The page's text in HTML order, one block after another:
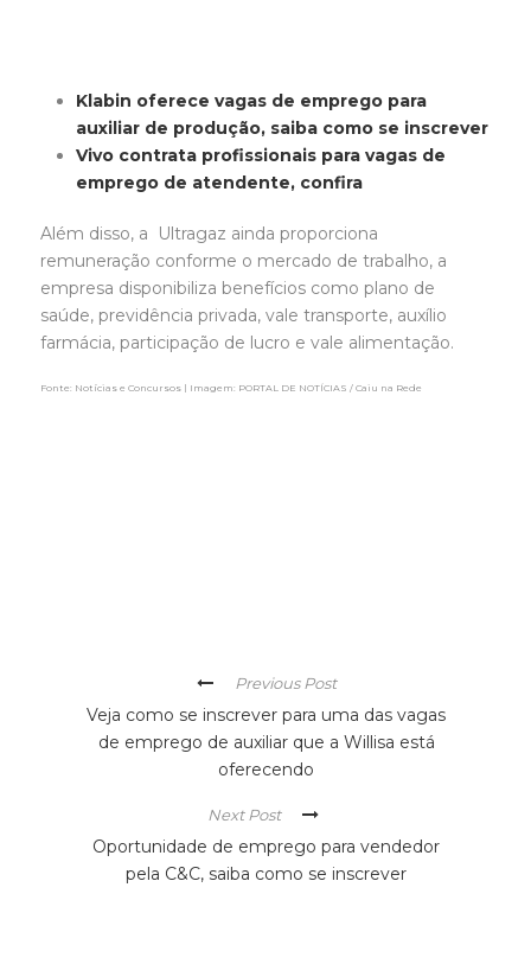
Klabin oferece vagas de emprego para
auxiliar de produção, saiba como se inscrever
Vivo contrata profissionais para vagas de
emprego de atendente, confira
Além disso, a Ultragaz ainda proporciona
remuneração conforme o mercado de trabalho, a
empresa disponibiliza benefícios como plano de
saúde, previdência privada, vale transporte, auxílio
farmácia, participação de lucro e vale alimentação.
Fonte: Notícias e Concursos | Imagem: PORTAL DE NOTÍCIAS / Caiu na Rede
Previous Post
Veja como se inscrever para uma das vagas
de emprego de auxiliar que a Willisa está
oferecendo
Next Post
Oportunidade de emprego para vendedor
pela C&C, saiba como se inscrever